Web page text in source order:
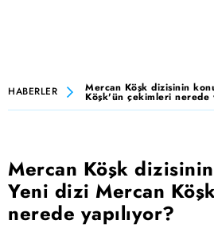
HABERLER Mercan Köşk dizisinin
Köşk'ün çekimleri nerede
Mercan Köşk
Yeni dizi Mercan
nerede yapılıyor?